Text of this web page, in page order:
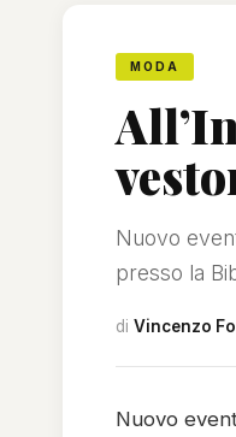
MODA
Nuovo
presso la
di Vincenzo
Nuovo